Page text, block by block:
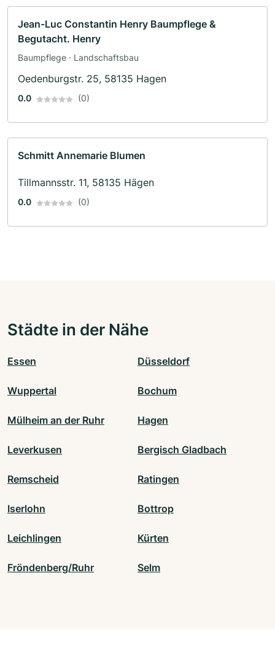
Jean-Luc Constantin Henry Baumpflege &
Begutacht. Henry
Baumpflege · Landschaftsbau
Oedenburgstr. 25, 58135 Hagen
0.0 (0)
Schmitt Annemarie Blumen
Tillmannsstr. 11, 58135 Hägen
0.0 (0)
Städte in der Nähe
Essen Düsseldorf
Wuppertal Bochum
Mülheim an der Ruhr Hagen
Leverkusen Bergisch Gladbach
Remscheid Ratingen
Iserlohn Bottrop
Leichlingen Kürten
Fröndenberg/Ruhr Selm